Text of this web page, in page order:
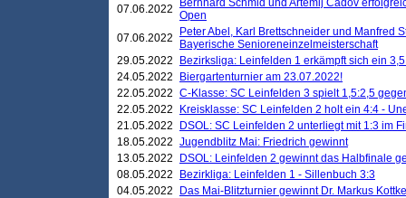
07.06.2022
Bernhard Schmid und Artemij Cadov
Open
07.06.2022
Peter Abel, Karl Brettschneider und Manfred
Bayerische Senioreneinzelmeisterschaft
29.05.2022
Bezirksliga: Leinfelden 1 erkämpft sich ein
24.05.2022
Biergartenturnier am 23.07.2022!
22.05.2022 C-Klasse: SC Leinfelden 3 spielt 1,5:2,5
22.05.2022
Kreisklasse: SC Leinfelden 2 holt ein 4:4 -
21.05.2022
DSOL: SC Leinfelden 2 unterliegt mit 1:3 im
18.05.2022 Jugendblitz Mai: Friedrich gewinnt
13.05.2022
DSOL: Leinfelden 2 gewinnt das Halbfinale
08.05.2022
Bezirkliga: Leinfelden 1 - Sillenbuch 3:3
04.05.2022
Das Mai-Blitzturnier gewinnt Dr. Markus